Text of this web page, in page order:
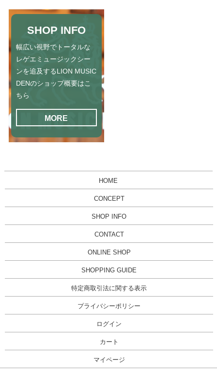
SHOP INFO
幅広い視野でトータルな
レゲエミュージックシー
ンを追及するLION MUSIC
DENのショップ概要はこ
ちら
MORE
HOME
CONCEPT
SHOP INFO
CONTACT
ONLINE SHOP
SHOPPING GUIDE
特定商取引法に関する表示
プライバシーポリシー
ログイン
カート
マイページ